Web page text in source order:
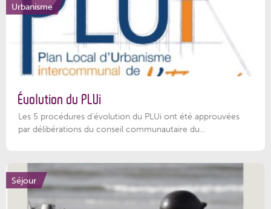
Urbanisme
Évolution du PLUi
Les 5 procédures d’évolution du PLUi ont été approuvées
par délibérations du conseil communautaire du...
Séjour